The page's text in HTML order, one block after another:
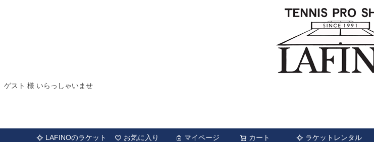
ゲスト 様 いらっしゃいませ
LAFINOのラケット お気に入り マイページ カート ラケットレンタル